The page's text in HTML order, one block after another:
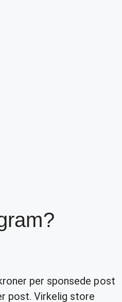
per sponsede post
post. Virkelig store